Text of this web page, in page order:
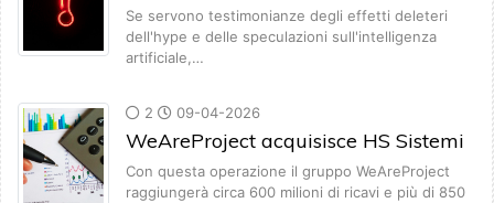
Se servono testimonianze degli effetti deleteri
dell'hype e delle speculazioni sull'intelligenza
artificiale,…
2 09-04-2026
WeAreProject acquisisce HS Sistemi
Con questa operazione il gruppo WeAreProject
raggiungerà circa 600 milioni di ricavi e più di 850